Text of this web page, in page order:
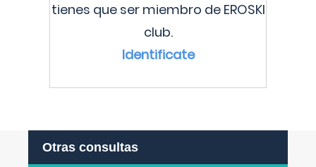
tienes que ser miembro de EROSKI
club.
Identificate
Otras consultas